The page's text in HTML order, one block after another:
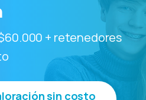
+ retenedores
sin costo